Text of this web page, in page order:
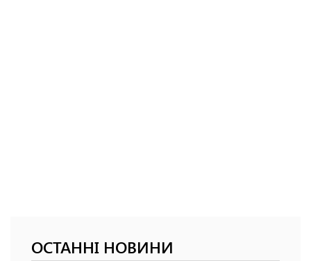
ОСТАННІ НОВИНИ